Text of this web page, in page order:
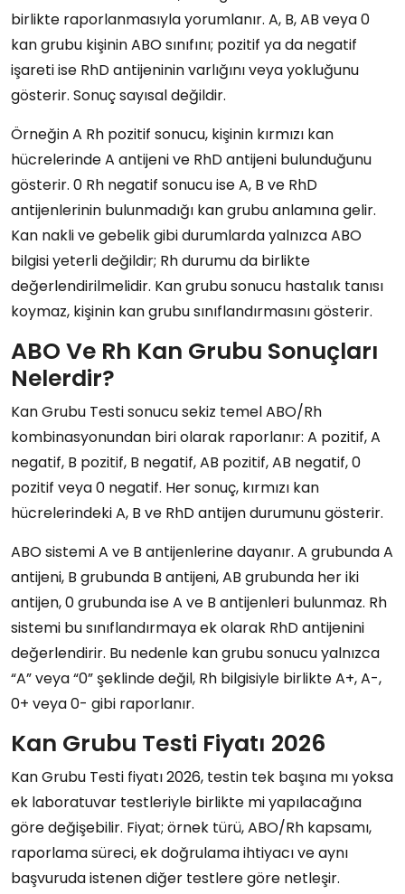
birlikte raporlanmasıyla yorumlanır. A, B, AB veya 0
kan grubu kişinin ABO sınıfını; pozitif ya da negatif
işareti ise RhD antijeninin varlığını veya yokluğunu
gösterir. Sonuç sayısal değildir.
Örneğin A Rh pozitif sonucu, kişinin kırmızı kan
hücrelerinde A antijeni ve RhD antijeni bulunduğunu
gösterir. 0 Rh negatif sonucu ise A, B ve RhD
antijenlerinin bulunmadığı kan grubu anlamına gelir.
Kan nakli ve gebelik gibi durumlarda yalnızca ABO
bilgisi yeterli değildir; Rh durumu da birlikte
değerlendirilmelidir. Kan grubu sonucu hastalık tanısı
koymaz, kişinin kan grubu sınıflandırmasını gösterir.
ABO Ve Rh Kan Grubu Sonuçları
Nelerdir?
Kan Grubu Testi sonucu sekiz temel ABO/Rh
kombinasyonundan biri olarak raporlanır: A pozitif, A
negatif, B pozitif, B negatif, AB pozitif, AB negatif, 0
pozitif veya 0 negatif. Her sonuç, kırmızı kan
hücrelerindeki A, B ve RhD antijen durumunu gösterir.
ABO sistemi A ve B antijenlerine dayanır. A grubunda A
antijeni, B grubunda B antijeni, AB grubunda her iki
antijen, 0 grubunda ise A ve B antijenleri bulunmaz. Rh
sistemi bu sınıflandırmaya ek olarak RhD antijenini
değerlendirir. Bu nedenle kan grubu sonucu yalnızca
“A” veya “0” şeklinde değil, Rh bilgisiyle birlikte A+, A-,
0+ veya 0- gibi raporlanır.
Kan Grubu Testi Fiyatı 2026
Kan Grubu Testi fiyatı 2026, testin tek başına mı yoksa
ek laboratuvar testleriyle birlikte mi yapılacağına
göre değişebilir. Fiyat; örnek türü, ABO/Rh kapsamı,
raporlama süreci, ek doğrulama ihtiyacı ve aynı
başvuruda istenen diğer testlere göre netleşir.